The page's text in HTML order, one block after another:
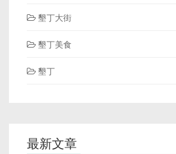
墾丁大街
墾丁美食
墾丁
最新文章